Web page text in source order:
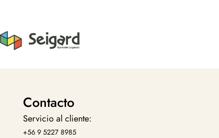
Contacto
Servicio al cliente:
+56 9 5227 8985